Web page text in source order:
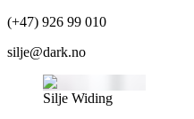
(+47) 926 99 010
silje@dark.no
Silje Widing